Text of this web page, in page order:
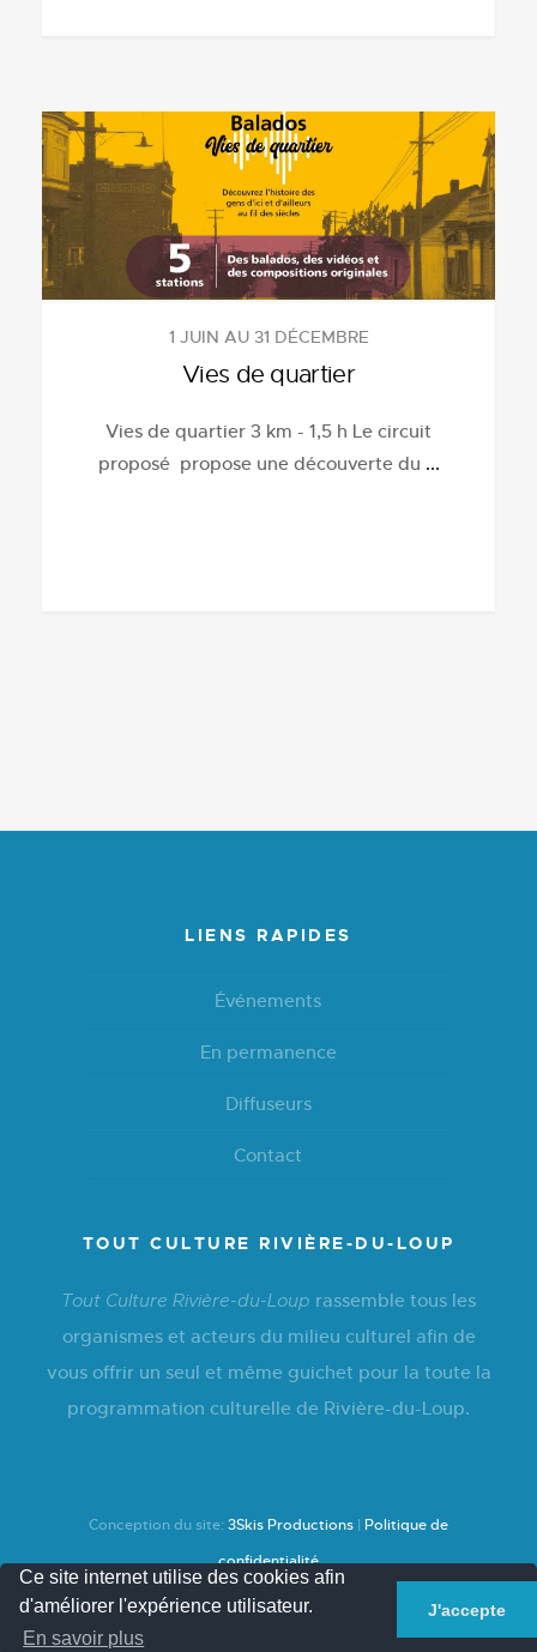
1 JUIN AU 31 DÉCEMBRE
Vies de quartier
Vies de quartier 3 km - 1,5 h Le circuit
proposé propose une découverte du ...
LIENS RAPIDES
Événements
En permanence
Diffuseurs
Contact
TOUT CULTURE RIVIÈRE-DU-LOUP
Tout Culture Rivière-du-Loup rassemble tous les
organismes et acteurs du milieu culturel afin de
vous offrir un seul et même guichet pour la toute la
programmation culturelle de Rivière-du-Loup.
Conception du site: 3Skis Productions | Politique de
confidentialité
Ce site internet utilise des cookies afin
d'améliorer l'expérience utilisateur.
En savoir plus
J'accepte